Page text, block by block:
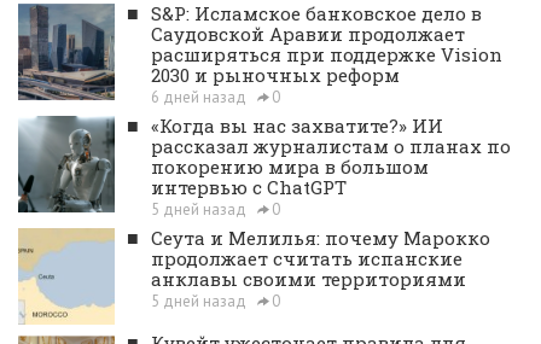
■ S&P: Исламское банковское дело в
Саудовской Аравии продолжает
расширяться при поддержке Vision
2030 и рыночных реформ
6 дней назад 0
■ «Когда вы нас захватите?» ИИ
рассказал журналистам о планах по
покорению мира в большом
интервью с ChatGPT
5 дней назад 0
■ Сеута и Мелилья: почему Марокко
продолжает считать испанские
анклавы своими территориями
5 дней назад 0